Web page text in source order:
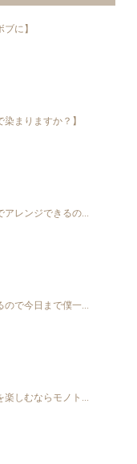
に】
染まりますか？】
アレンジできるの...
ので今日まで僕一...
楽しむならモノト...